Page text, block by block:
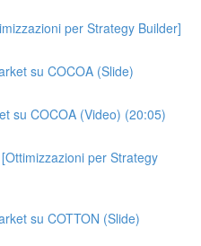
per Strategy Builder]
su COCOA (Slide)
su COCOA (Video) (20:05)
per Strategy
su COTTON (Slide)